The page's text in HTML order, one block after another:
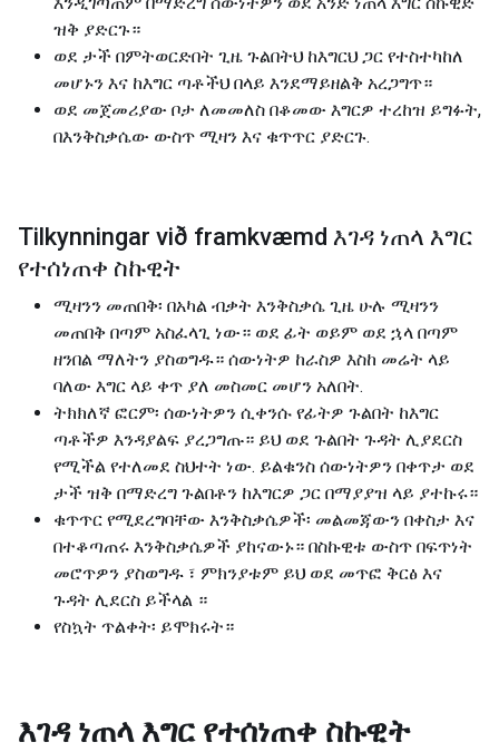
ዝቅ ያድርጉ።
ወደ ታች በምትወርድበት ጊዜ ጉልበትህ ከእግርህ ጋር የተስተካከለ
መሆኑን እና ከእግር ጣቶችህ በላይ እንደማይዘልቅ አረጋግጥ።
ወደ መጀመሪያው ቦታ ለመመለስ በቆመው እግርዎ ተረከዝ ይግፉት,
በእንቅስቃሴው ውስጥ ሚዛን እና ቁጥጥር ያድርጉ.
Tilkynningar við framkvæmd እገዳ ነጠላ እግር
የተሰነጠቀ ስኩዊት
ሚዛንን መጠበቅ፡ በአካል ብቃት እንቅስቃሴ ጊዜ ሁሉ ሚዛንን
መጠበቅ በጣም አስፈላጊ ነው። ወደ ፊት ወይም ወደ ኋላ በጣም
ዘንበል ማለትን ያስወግዱ። ሰውነትዎ ከራስዎ እስከ መሬት ላይ
ባለው እግር ላይ ቀጥ ያለ መስመር መሆን አለበት.
ትክክለኛ ፎርም፡ ሰውነትዎን ሲቀንሱ የፊትዎ ጉልበት ከእግር
ጣቶችዎ እንዳያልፍ ያረጋግጡ። ይህ ወደ ጉልበት ጉዳት ሊያደርስ
የሚችል የተለመደ ስህተት ነው. ይልቁንስ ሰውነትዎን በቀጥታ ወደ
ታች ዝቅ በማድረግ ጉልበቶን ከእግርዎ ጋር በማያያዝ ላይ ያተኩሩ።
ቁጥጥር የሚደረግባቸው እንቅስቃሴዎች፡ መልመጃውን በቀስታ እና
በተቆጣጠሩ እንቅስቃሴዎች ያከናውኑ። በስኩዊቱ ውስጥ በፍጥነት
መሮጥዎን ያስወግዱ ፣ ምክንያቱም ይህ ወደ መጥፎ ቅርፅ እና
ጉዳት ሊደርስ ይችላል ።
የስኳት ጥልቀት፡ ይሞክሩት።
እገዳ ነጠላ እግር የተሰነጠቀ ስኩዊት